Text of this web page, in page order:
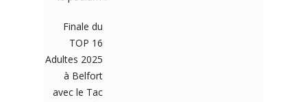
Finale du
TOP 16
Adultes 2025
à Belfort
avec le Tac